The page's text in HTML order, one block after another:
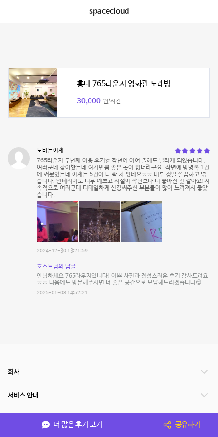
spacecloud
홍대 765라운지 영화관 노래방
30,000 원/시간
도비는이제
765라운지 두번째 이용 후기☆ 작년에 이어 올해도 빌리게 되었습니다,
여러군데 찾아봤는데 여기만큼 좋은 곳이 없더라구요. 작년에 방명록 1권
에 써놨었는데 이제는 5권이 다 꽉 차 있네요ㅎㅎ 내부 정말 깔끔하고 넓
습니다. 인테리어도 너무 예쁘고 시설이 작년보다 더 좋아진 것 같아요!지
속적으로 여러군데 디테일하게 신경써주신 부분들이 많이 느껴져서 좋았
습니다!
2024-12-30 13:21:59
호스트님의 답글
안녕하세요 765라운지입니다! 이쁜 사진과 정성스러운 후기 감사드려요
ㅎㅎ 다음에도 방문해주시면 더 좋은 공간으로 보답해드리겠습니다😊
2025-01-08 14:52:21
더 많은 후기 보기 공유하기
회사
서비스 안내